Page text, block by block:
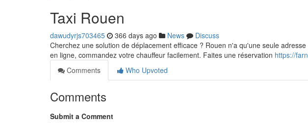
Taxi Rouen
dawudyrjs703465 366 days ago News
Discuss
Cherchez une solution de déplacement efficace ? Rouen n'a qu'une seule
en ligne, commandez votre chauffeur facilement. Faites une réservation https://
Comments
Who Upvoted
Comments
Submit a Comment